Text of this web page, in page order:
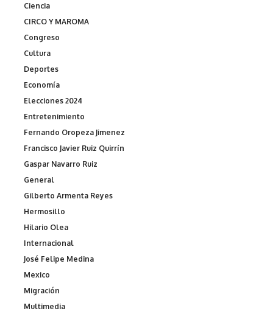
Ciencia
CIRCO Y MAROMA
Congreso
Cultura
Deportes
Economía
Elecciones 2024
Entretenimiento
Fernando Oropeza Jimenez
Francisco Javier Ruiz Quirrín
Gaspar Navarro Ruiz
General
Gilberto Armenta Reyes
Hermosillo
Hilario Olea
Internacional
José Felipe Medina
Mexico
Migración
Multimedia